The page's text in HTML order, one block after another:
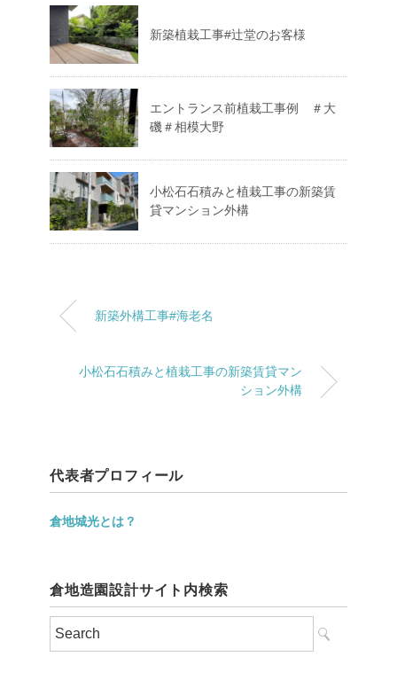
新築植栽工事#辻堂のお客様
エントランス前植栽工事例 ＃大
磯＃相模大野
小松石石積みと植栽工事の新築賃
貸マンション外構
新築外構工事#海老名
小松石石積みと植栽工事の新築賃貸マン
ション外構
代表者プロフィール
倉地城光とは？
倉地造園設計サイト内検索